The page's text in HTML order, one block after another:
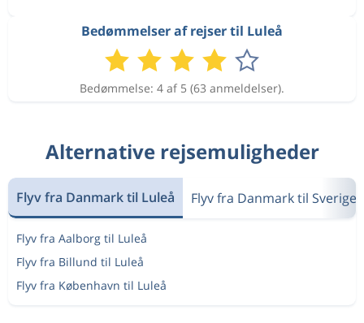
Bedømmelser af rejser til Luleå
Bedømmelse: 4 af 5 (63 anmeldelser).
Alternative rejsemuligheder
Flyv fra Danmark til Luleå Flyv fra Danmark til Sverige
Flyv fra Aalborg til Luleå
Flyv fra Billund til Luleå
Flyv fra København til Luleå